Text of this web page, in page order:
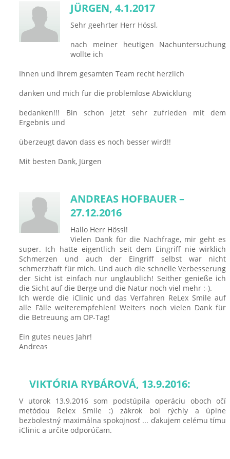
JÜRGEN, 4.1.2017
Sehr geehrter Herr Hössl,
nach meiner heutigen Nachuntersuchung
wollte ich
Ihnen und Ihrem gesamten Team recht herzlich
danken und mich für die problemlose Abwicklung
bedanken!!! Bin schon jetzt sehr zufrieden mit dem
Ergebnis und
überzeugt davon dass es noch besser wird!!
Mit besten Dank, Jürgen
ANDREAS HOFBAUER –
27.12.2016
Hallo Herr Hössl!
Vielen Dank für die Nachfrage, mir geht es
super. Ich hatte eigentlich seit dem Eingriff nie wirklich
Schmerzen und auch der Eingriff selbst war nicht
schmerzhaft für mich. Und auch die schnelle Verbesserung
der Sicht ist einfach nur unglaublich! Seither genieße ich
die Sicht auf die Berge und die Natur noch viel mehr :-).
Ich werde die iClinic und das Verfahren ReLex Smile auf
alle Fälle weiterempfehlen! Weiters noch vielen Dank für
die Betreuung am OP-Tag!
Ein gutes neues Jahr!
Andreas
VIKTÓRIA RYBÁROVÁ, 13.9.2016:
V utorok 13.9.2016 som podstúpila operáciu oboch očí
metódou Relex Smile :) zákrok bol rýchly a úplne
bezbolestný maximálna spokojnosť ... ďakujem celému tímu
iClinic a určite odporúčam.